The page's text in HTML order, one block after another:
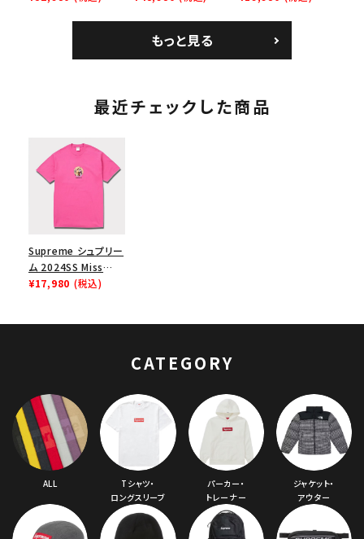
もっと見る
最近チェックした商品
Supreme シュプリー
ム 2024SS Miss
Piggy Tee ミスピギ
¥17,980 (税込)
CATEGORY
ALL
Tシャツ・
ロングスリーブ
パーカー・
トレーナー
ジャケット・
アウター